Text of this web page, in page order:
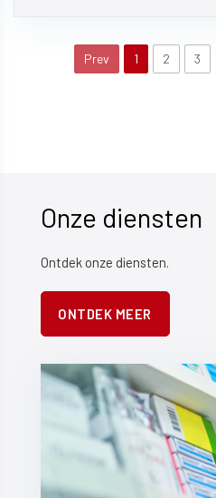
Prev 1 2 3
Onze diensten
Ontdek onze diensten.
ONTDEK MEER